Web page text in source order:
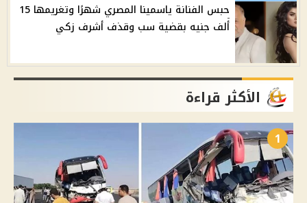
حبس الفنانة ياسمينا المصري شهرًا وتغريمها 15
ألف جنيه بقضية سب وقذف أشرف زكي
الأكثر قراءة
1